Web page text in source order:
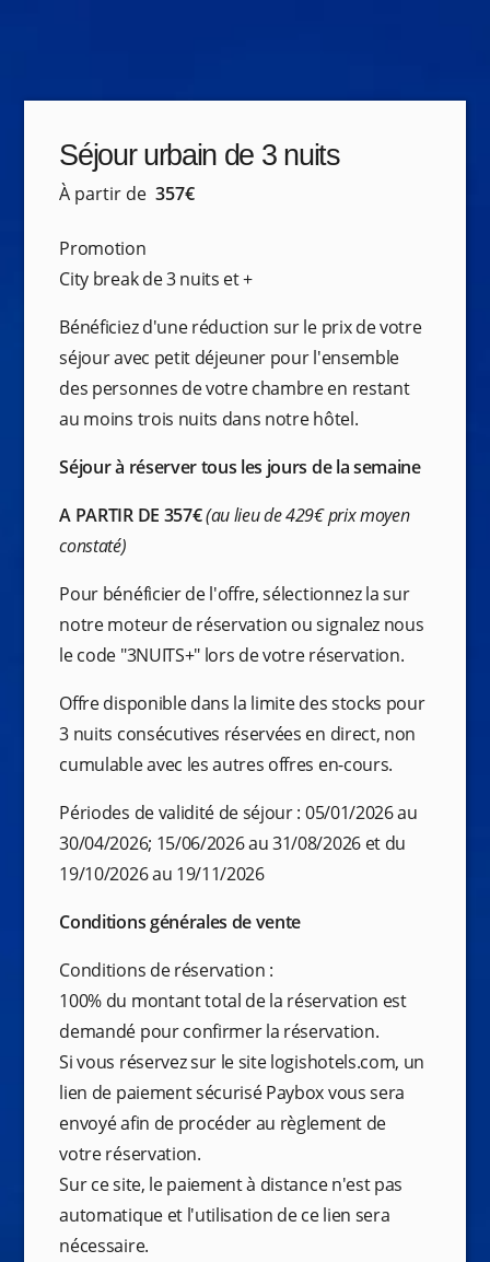
Séjour urbain de 3 nuits
À partir de357€
Promotion
City break de 3 nuits et +
Bénéficiez d'une réduction sur le prix de votre
séjour avec petit déjeuner pour l'ensemble
des personnes de votre chambre en restant
au moins trois nuits dans notre hôtel.
Séjour à réserver tous les jours de la semaine
A PARTIR DE 357€(au lieu de 429€ prix moyen
constaté)
Pour bénéficier de l'offre, sélectionnez la sur
notre moteur de réservation ou signalez nous
le code "3NUITS+" lors de votre réservation.
Offre disponible dans la limite des stocks pour
3 nuits consécutives réservées en direct, non
cumulable avec les autres offres en-cours.
Périodes de validité de séjour : 05/01/2026 au
30/04/2026; 15/06/2026 au 31/08/2026 et du
19/10/2026 au 19/11/2026
Conditions générales de vente
Conditions de réservation :
100% du montant total de la réservation est
demandé pour confirmer la réservation.
Si vous réservez sur le site logishotels.com, un
lien de paiement sécurisé Paybox vous sera
envoyé afin de procéder au règlement de
votre réservation.
Sur ce site, le paiement à distance n'est pas
automatique et l'utilisation de ce lien sera
nécessaire.